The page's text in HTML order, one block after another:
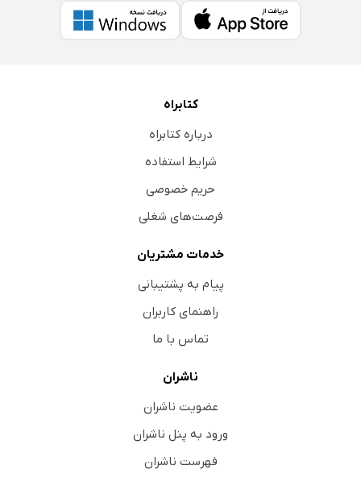
کتابراه
درباره کتابراه
شرایط استفاده
حریم خصوصی
فرصت‌های شغلی
خدمات مشتریان
پیام به پشتیبانی
راهنمای کاربران
تماس با ما
ناشران
عضویت ناشران
ورود به پنل ناشران
فهرست ناشران